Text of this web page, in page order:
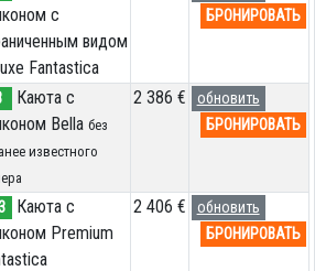
c
видом
Fantastica
БРОНИРОВАТЬ
Каюта с
Bella без
известного
2 386 €
обновить
БРОНИРОВАТЬ
Каюта с
Premium
2 406 €
обновить
БРОНИРОВАТЬ